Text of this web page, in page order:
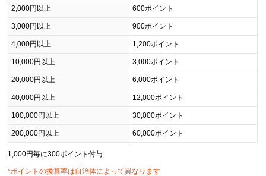
2,000円以上 600ポイント
3,000円以上 900ポイント
4,000円以上 1,200ポイント
10,000円以上 3,000ポイント
20,000円以上 6,000ポイント
40,000円以上 12,000ポイント
100,000円以上 30,000ポイント
200,000円以上 60,000ポイント
1,000円毎に300ポイント付与
*ポイントの換算率は自治体によって異なります